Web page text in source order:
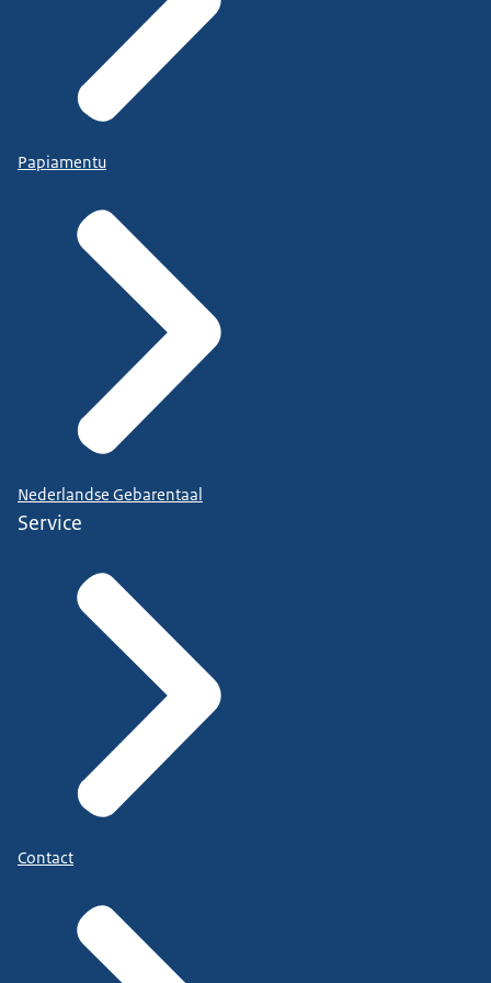
uitvoering van beleid en investeringsprojecten niet
van de grond, zoals we hadden gehoopt. Dit is
zorgelijk, omdat we juist nu op een kantelpunt
staan.
het gebied van bestaanszekerheid en
kansengelijkheid, democratische rechtsorde,
veiligheid en een weerbare en sterke samenleving.
Ook de internationale context, duurzaamheid,
gezondheid en de economie zijn daarbij
belangrijke prioriteiten.
En we maken nu echt werk van de transformatie
van Nederland en de transitie naar een groene
economie – ik noem hier nogmaals het
en collega Jetten is gepresenteerd.
Dat brengt me ook bij de consequenties van ons
behoort altijd verstandig, prudent financieel-
economisch beleid te voeren. We willen de
generaties na ons immers niet opzadelen met
onnodige schulden.
Als ik dat zeg, denk ik daarbij niet alleen aan
geldschulden maar ook aan een hypotheek die we
nemen op het gebied van klimaat en milieu. Want
dat is een hypotheek waarvan de kosten alleen
omdát we deze noodzakelijke investeringen willen
doen, moeten we het huishoudboekje op orde
hebben. We doen nú de noodzakelijke
Papiamentu
Nederlandse Gebarentaal
Service
Contact